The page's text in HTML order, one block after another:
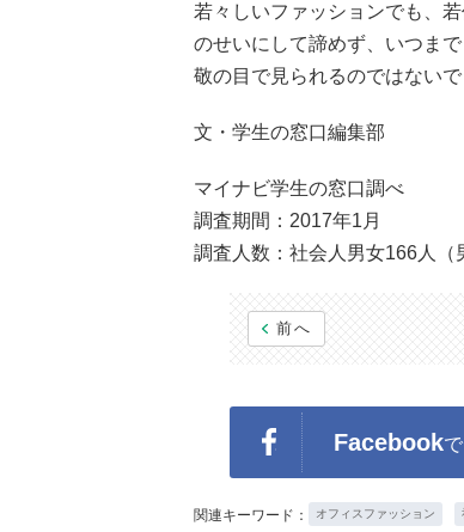
若々しいファッションでも、
のせいにして諦めず、いつま
敬の目で見られるのではないで
文・学生の窓口編集部
マイナビ学生の窓口調べ
調査期間：2017年1月
調査人数：社会人男女166人（
前へ
Facebookで
関連キーワード： オフィスファッション